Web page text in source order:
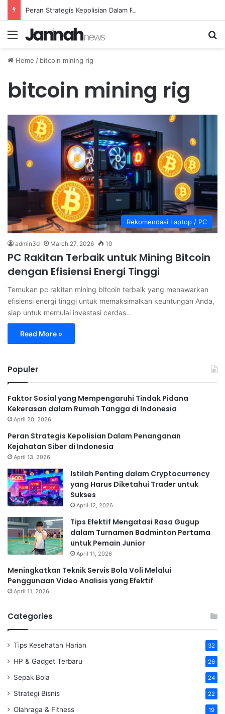
Menu
Home / bitcoin mining rig
bitcoin mining rig
Rekomendasi Laptop / PC
admin3d March 27, 2026 10
PC Rakitan Terbaik untuk Mining Bitcoin
dengan Efisiensi Energi Tinggi
Temukan pc rakitan mining bitcoin terbaik yang menawarkan
efisiensi energi tinggi untuk memaksimalkan keuntungan Anda,
siap untuk memulai investasi cerdas…
Read More »
Populer
Faktor Sosial yang Mempengaruhi Tindak Pidana
Kekerasan dalam Rumah Tangga di Indonesia
April 20, 2026
Peran Strategis Kepolisian Dalam Penanganan
Kejahatan Siber di Indonesia
April 13, 2026
Istilah Penting dalam Cryptocurrency
yang Harus Diketahui Trader untuk
Sukses
April 12, 2026
Tips Efektif Mengatasi Rasa Gugup
dalam Turnamen Badminton Pertama
untuk Pemain Junior
April 11, 2026
Meningkatkan Teknik Servis Bola Voli Melalui
Penggunaan Video Analisis yang Efektif
April 11, 2026
Categories
Tips Kesehatan Harian 32
HP & Gadget Terbaru 26
Sepak Bola 24
Strategi Bisnis 22
Olahraga & Fitness 19